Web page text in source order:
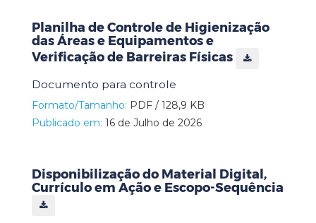
Planilha de Controle de Higienização
das Áreas e Equipamentos e
Verificação de Barreiras Físicas
Documento para controle
Formato/Tamanho: PDF / 128,9 KB
Publicado em: 16 de Julho de 2026
Disponibilização do Material Digital,
Currículo em Ação e Escopo-Sequência